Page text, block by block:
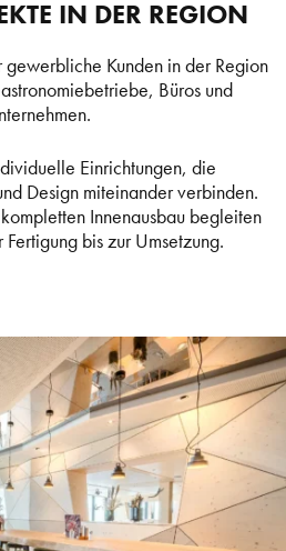
IN DER REGION
Kunden in der Region
Büros und
Einrichtungen, die
Design miteinander verbinden.
Innenausbau begleiten
bis zur Umsetzung.